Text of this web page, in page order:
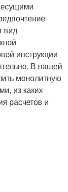
вид
инструкции
В нашей
монолитную
из каких
расчетов и